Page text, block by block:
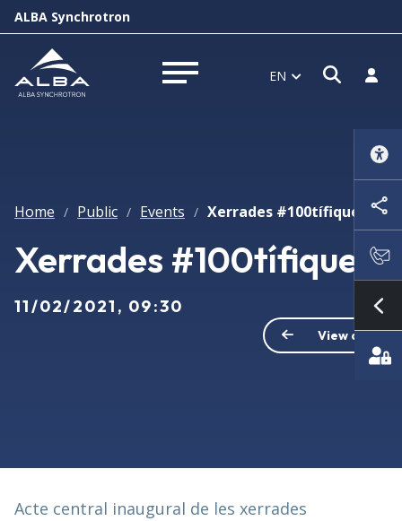
ALBA Synchrotron
Open menu EN Open
Log
Home / Public / Events / Xerrades #100tífiques
Xerrades #100tífiques
11/02/2021, 09:30
View all
Acte central inaugural de les xerrades